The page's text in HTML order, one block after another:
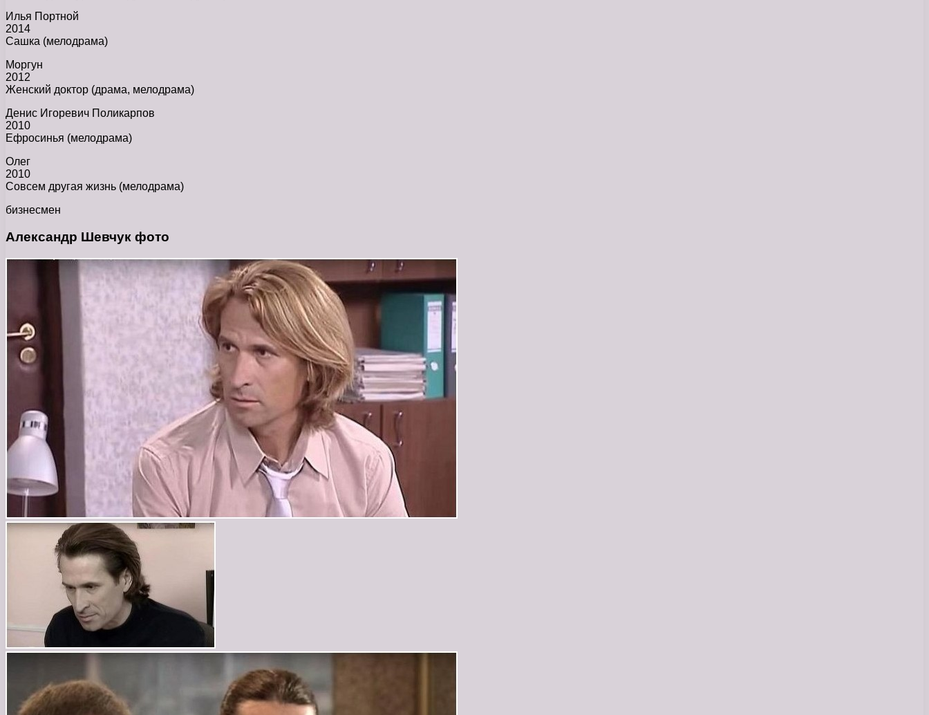
Илья Портной
2014
Сашка (мелодрама)
Моргун
2012
Женский доктор (драма, мелодрама)
Денис Игоревич Поликарпов
2010
Ефросинья (мелодрама)
Олег
2010
Совсем другая жизнь (мелодрама)
бизнесмен
Александр Шевчук фото